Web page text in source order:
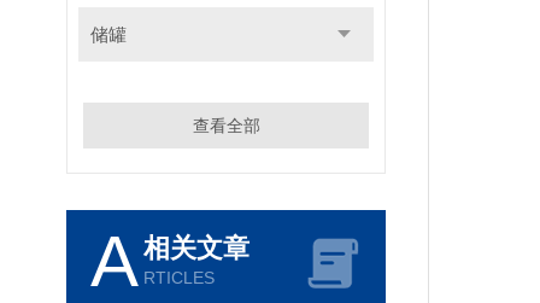
储罐
查看全部
A相关文章
RTICLES